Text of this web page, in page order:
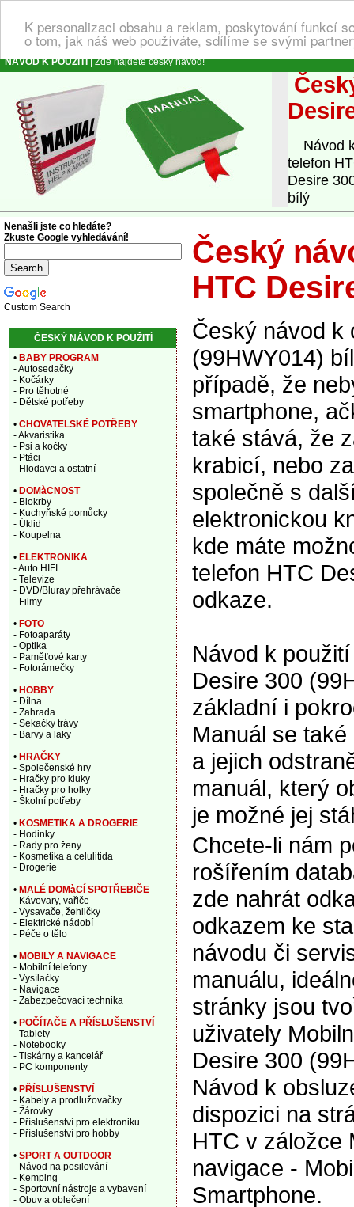
K personalizaci obsahu a reklam, poskytování funkcí
o tom, jak náš web používáte, sdílíme se svými
NÁVOD K POUŽITÍ| Zde najdete český návod!
Návod k
telefon
Desire
bílý
Český
HTC
Český návod k
(99HWY014)
případě, že
smartphone,
také stává, že
krabicí, nebo
společně s
elektronickou
kde máte
telefon HTC
odkaze.
Návod k
Desire 300
základní i
Manuál se
a jejich
manuál, který
je možné jej
Chcete-li nám
rošířením
zde nahrát
odkazem ke
návodu či
manuálu,
stránky jsou
uživately
Desire 300
Návod k
dispozici na
HTC v záložce
navigace -
Smartphone.
Nenašli jste co hledáte?
Zkuste Google vyhledávání!
Custom Search
ČESKÝ NÁVOD K POUŽITÍ
• BABY PROGRAM
- Autosedačky
- Kočárky
- Pro těhotné
- Dětské potřeby
• CHOVATELSKÉ POTŘEBY
- Akvaristika
- Psi a kočky
- Ptáci
- Hlodavci a ostatní
• DOMàCNOST
- Biokrby
- Kuchyňské pomůcky
- Úklid
- Koupelna
• ELEKTRONIKA
- Auto HIFI
- Televize
- DVD/Bluray přehrávače
- Filmy
• FOTO
- Fotoaparáty
- Optika
- Paměťové karty
- Fotorámečky
• HOBBY
- Dílna
- Zahrada
- Sekačky trávy
- Barvy a laky
• HRAČKY
- Společenské hry
- Hračky pro kluky
- Hračky pro holky
- Školní potřeby
• KOSMETIKA A DROGERIE
- Hodinky
- Rady pro ženy
- Kosmetika a celulitida
- Drogerie
• MALÉ DOMàCÍ SPOTŘEBIČE
- Kávovary, vařiče
- Vysavače, žehličky
- Elektrické nádobí
- Péče o tělo
• MOBILY A NAVIGACE
- Mobilní telefony
- Vysílačky
- Navigace
- Zabezpečovací technika
• POČÍTAČE A PŘÍSLUŠENSTVÍ
- Tablety
- Notebooky
- Tiskárny a kancelář
- PC komponenty
• PŘÍSLUŠENSTVÍ
- Kabely a prodlužovačky
- Žárovky
- Příslušenství pro elektroniku
- Příslušenství pro hobby
• SPORT A OUTDOOR
- Návod na posilování
- Kemping
- Sportovní nástroje a vybavení
- Obuv a oblečení